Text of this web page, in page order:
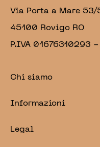
Via Porta a Mare 53/
45100 Rovigo RO
P.IVA 01676310293
Chi siamo
Informazioni
Legal